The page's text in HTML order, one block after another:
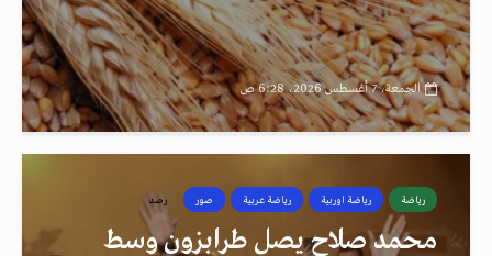
الجمعة، 7 أغسطس 2026، 6:28 ص
رياضة رياضة اوربية رياضة عربية صور رصد
محمد صلاح يصل طرابزون وسط